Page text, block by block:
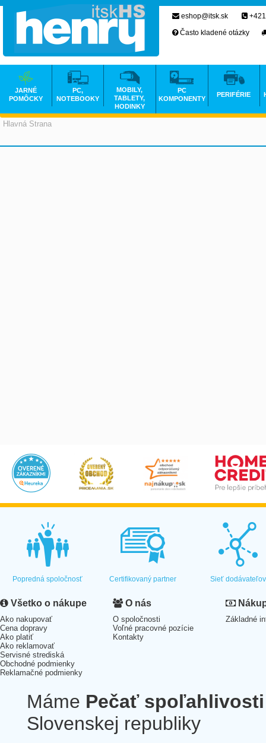
Hlavná Strana
eshop@itsk.sk
Často kladené otázky
JARNÉ
POMÔCKY
PC,
NOTEBOOKY
MOBILY,
TABLETY,
HODINKY
PC
KOMPONENTY
PERIFÉRIE
Popredná spoločnosť Certifikovaný partner Sieť dodávateľov
Všetko o nákupe
Ako nakupovať
Cena dopravy
Ako platiť
Ako reklamovať
Servisné strediská
Obchodné podmienky
Reklamačné podmienky
O nás
O spoločnosti
Voľné pracovné pozície
Kontakty
Základné
Máme Pečať spoľahlivosti
Slovenskej republiky